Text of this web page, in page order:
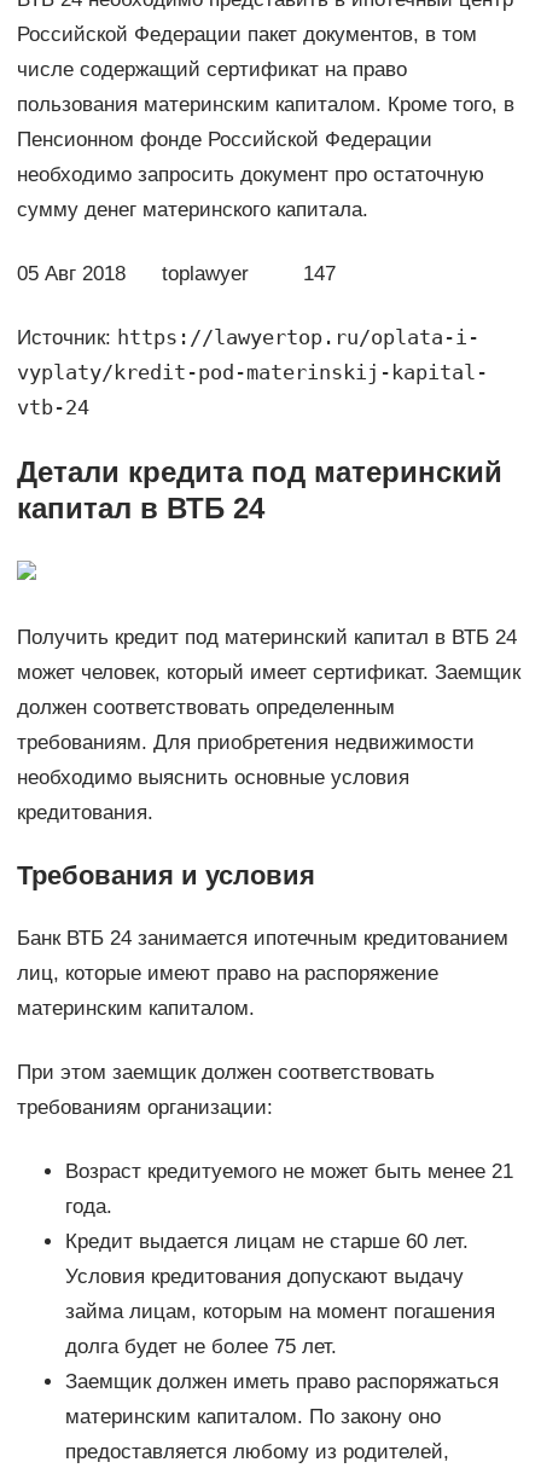
Российской Федерации пакет документов, в том
числе содержащий сертификат на право
пользования материнским капиталом. Кроме того, в
Пенсионном фонде Российской Федерации
необходимо запросить документ про остаточную
сумму денег материнского капитала.
05 Авг 2018 toplawyer 147
Источник: https://lawyertop.ru/oplata-i-
vyplaty/kredit-pod-materinskij-kapital-
vtb-24
Детали кредита под материнский
капитал в ВТБ 24
Получить кредит под материнский капитал в ВТБ 24
может человек, который имеет сертификат. Заемщик
должен соответствовать определенным
требованиям. Для приобретения недвижимости
необходимо выяснить основные условия
кредитования.
Требования и условия
Банк ВТБ 24 занимается ипотечным кредитованием
лиц, которые имеют право на распоряжение
материнским капиталом.
При этом заемщик должен соответствовать
требованиям организации:
Возраст кредитуемого не может быть менее 21
года.
Кредит выдается лицам не старше 60 лет.
Условия кредитования допускают выдачу
займа лицам, которым на момент погашения
долга будет не более 75 лет.
Заемщик должен иметь право распоряжаться
материнским капиталом. По закону оно
предоставляется любому из родителей,